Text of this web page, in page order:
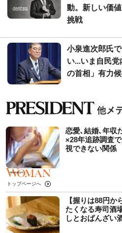
動。新しい価
挑戦
小泉進次郎氏
い...いま自民
の首相」有力
恋愛､結婚､年収
×28年追跡調査
視できない関係
トップページへ
【握りは88円
たくなる寿司酒
しとおばんざい